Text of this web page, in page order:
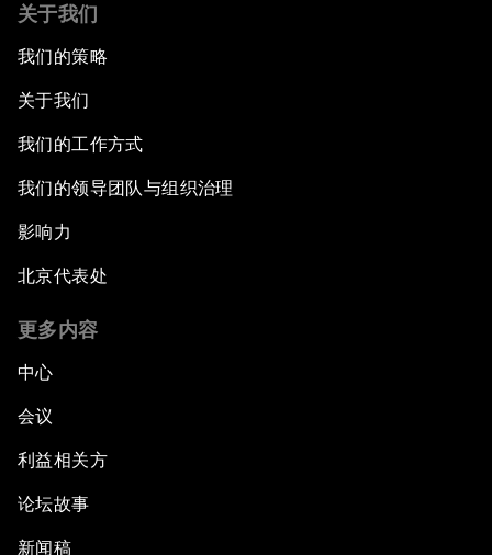
关于我们
我们的策略
关于我们
我们的工作方式
我们的领导团队与组织治理
影响力
北京代表处
更多内容
中心
会议
利益相关方
论坛故事
新闻稿